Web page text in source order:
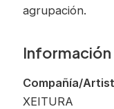
agrupación.
Compañía/
XEITURA